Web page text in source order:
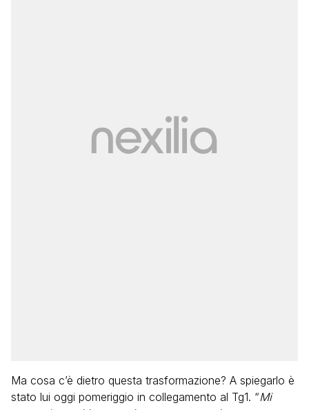
Ma cosa c’è dietro questa trasformazione? A spiegarlo è
stato lui oggi pomeriggio in collegamento al Tg1. “Mi